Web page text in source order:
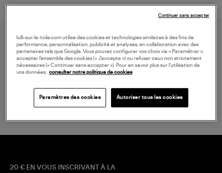
LIVRAISON GRATUITE
à partir de 150 € d'achat*
20 € EN VOUS INSCRIVANT À LA
lulli-sur-la-toile.com utilise des cookies et technologies similaires à des fins de
performance, personnalisation, publicité et analyses, en collaboration avec des
partenaires tels que Google. Vous pouvez configurer vos choix via « Paramétrer »,
accepter l’ensemble des cookies (« J’accepte ») ou refuser ceux non strictement
nécessaires (« Continuer sans accepter »). Pour en savoir plus sur l’utilisation de
vos données, consulter notre politique de cookies
Paramètres des cookies Autoriser tous les cookies
Continuer sans accepter